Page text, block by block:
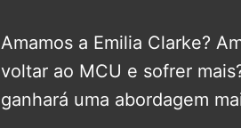
Amamos a Emilia Clarke?
voltar ao MCU e sofrer
ganhará uma abordagem